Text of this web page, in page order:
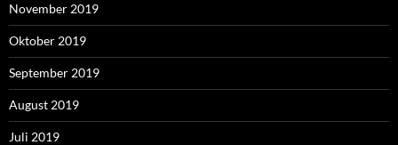
November 2019
Oktober 2019
September 2019
August 2019
Juli 2019